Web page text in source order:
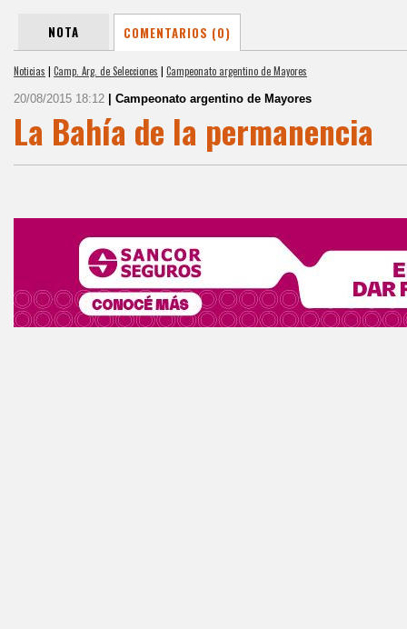
NOTA COMENTARIOS (0)
Noticias | Camp. Arg. de Selecciones | Campeonato argentino de Mayores
20/08/2015 18:12 | Campeonato argentino de Mayores
La Bahía de la permanencia